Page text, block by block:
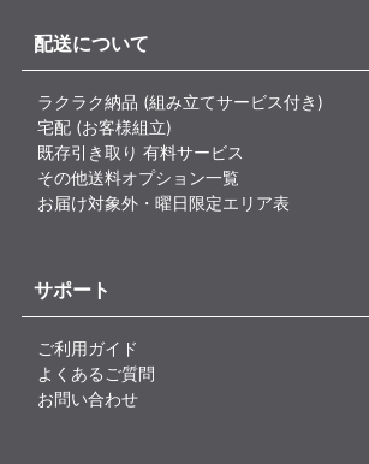
配送について
ラクラク納品 (組み立てサービス付き)
宅配 (お客様組立)
既存引き取り 有料サービス
その他送料オプション一覧
お届け対象外・曜日限定エリア表
サポート
ご利用ガイド
よくあるご質問
お問い合わせ